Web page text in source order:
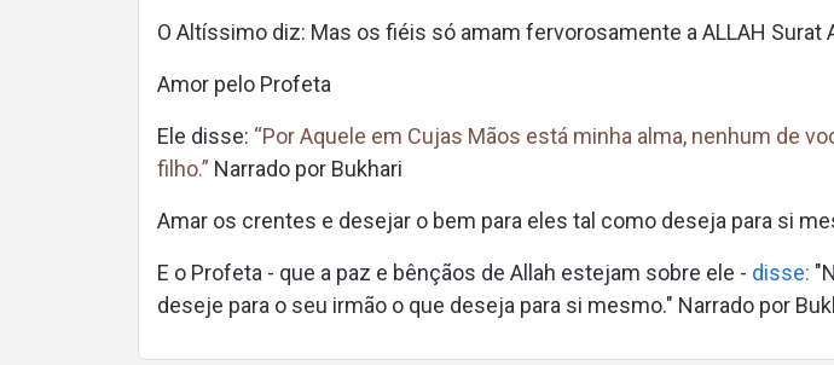
Languages
O Altíssimo diz: Mas os fiéis só amam fervorosamente a ALLAH Surat
Amor pelo Profeta
Ele disse: “Por Aquele em Cujas Mãos está minha alma, nenhum de
filho.” Narrado por Bukhari
Amar os crentes e desejar o bem para eles tal como deseja para si
E o Profeta - que a paz e bênçãos de Allah estejam sobre ele - disse:
deseje para o seu irmão o que deseja para si mesmo." Narrado por